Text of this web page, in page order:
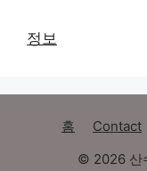
정보
홈 Contact
© 2026 산